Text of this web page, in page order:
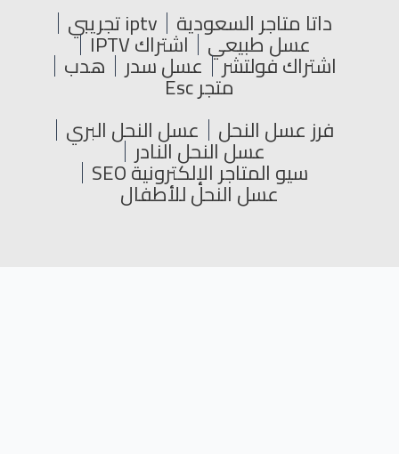
داتا متاجر السعودية iptv تجريبي
عسل طبيعي اشتراك IPTV
اشتراك فولتشر عسل سدر هدب
متجر Esc
فرز عسل النحل عسل النحل البري
عسل النحل النادر
سيو المتاجر الإلكترونية SEO
عسل النحل للأطفال